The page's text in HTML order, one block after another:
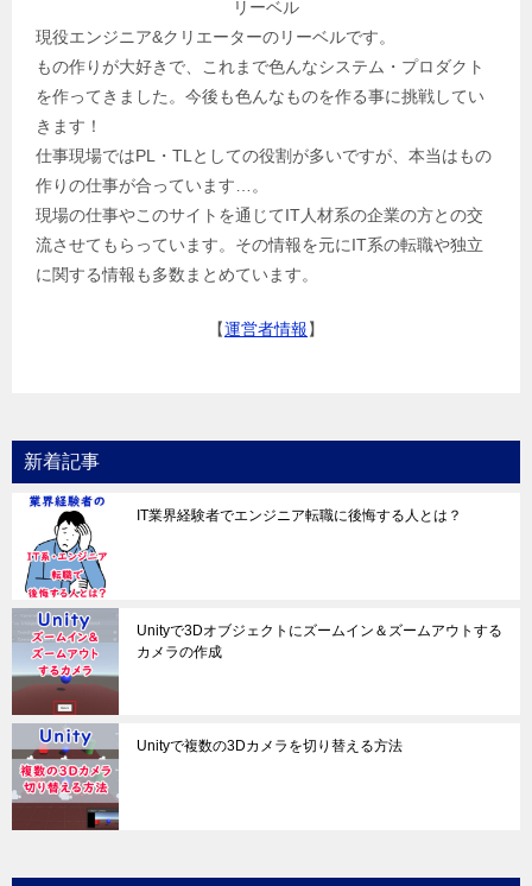
リーベル
現役エンジニア&クリエーターのリーベルです。
もの作りが大好きで、これまで色んなシステム・プロダクト
を作ってきました。今後も色んなものを作る事に挑戦してい
きます！
仕事現場ではPL・TLとしての役割が多いですが、本当はもの
作りの仕事が合っています…。
現場の仕事やこのサイトを通じてIT人材系の企業の方との交
流させてもらっています。その情報を元にIT系の転職や独立
に関する情報も多数まとめています。
【運営者情報】
新着記事
IT業界経験者でエンジニア転職に後悔する人とは？
Unityで3Dオブジェクトにズームイン＆ズームアウトする
カメラの作成
Unityで複数の3Dカメラを切り替える方法